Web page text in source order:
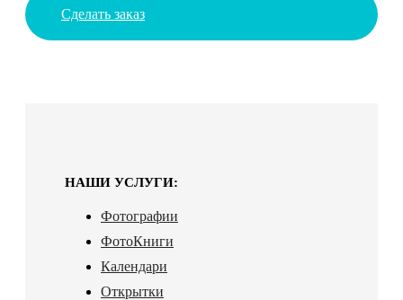
Сделать заказ
НАШИ УСЛУГИ:
Фотографии
ФотоКниги
Календари
Открытки